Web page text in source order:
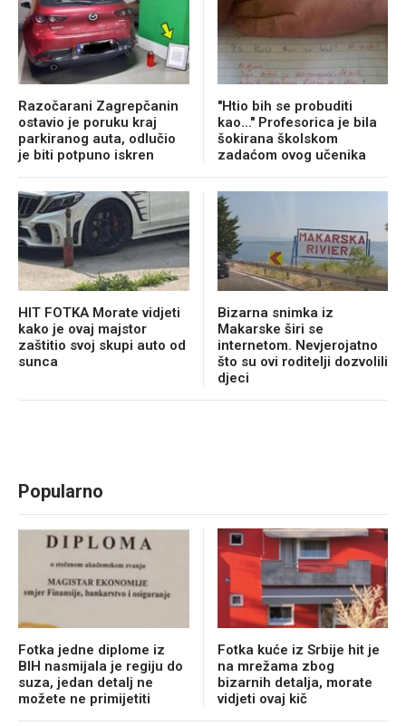
Razočarani Zagrepčanin
ostavio je poruku kraj
parkiranog auta, odlučio
je biti potpuno iskren
"Htio bih se probuditi
kao..." Profesorica je bila
šokirana školskom
zadaćom ovog učenika
HIT FOTKA Morate vidjeti
kako je ovaj majstor
zaštitio svoj skupi auto od
sunca
Bizarna snimka iz
Makarske širi se
internetom. Nevjerojatno
što su ovi roditelji dozvolili
djeci
Popularno
Fotka jedne diplome iz
BIH nasmijala je regiju do
suza, jedan detalj ne
možete ne primijetiti
Fotka kuće iz Srbije hit je
na mrežama zbog
bizarnih detalja, morate
vidjeti ovaj kič